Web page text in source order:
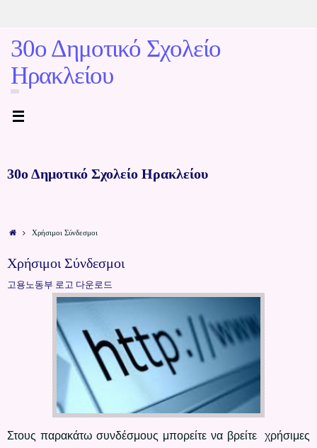
30ο Δημοτικό Σχολείο
Ηρακλείου
30ο Δημοτικό Σχολείο Ηρακλείου
Χρήσιμοι Σύνδεσμοι
Χρήσιμοι Σύνδεσμοι
고용노동부 로고 다운로드
Στους παρακάτω συνδέσμους μπορείτε να βρείτε χρήσιμες